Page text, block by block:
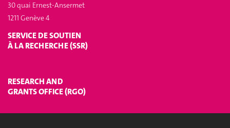
30 quai Ernest-Ansermet
1211 Genève 4
SERVICE DE SOUTIEN
À LA RECHERCHE (SSR)
RESEARCH AND
GRANTS OFFICE (RGO)